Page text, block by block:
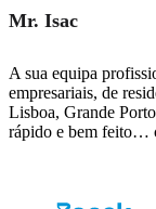
Mr. Isac
A sua equipa
empresariais, de
Lisboa, Grande
rápido e bem feito…